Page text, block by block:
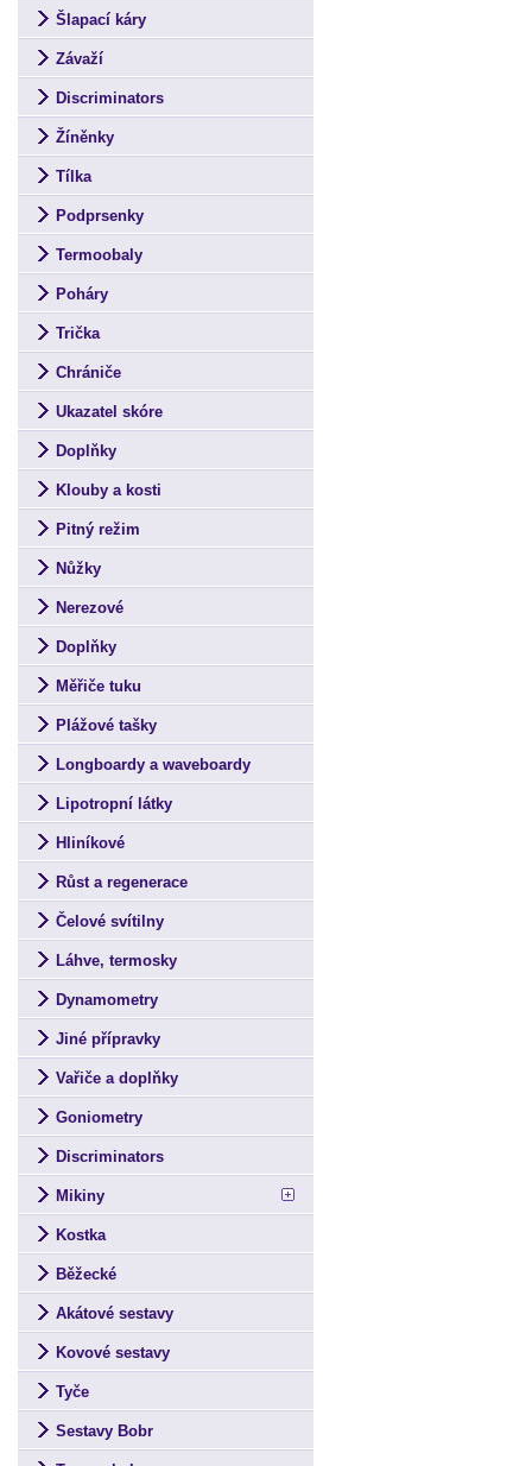
Šlapací káry
Závaží
Discriminators
Žíněnky
Tílka
Podprsenky
Termoobaly
Poháry
Trička
Chrániče
Ukazatel skóre
Doplňky
Klouby a kosti
Pitný režim
Nůžky
Nerezové
Doplňky
Měřiče tuku
Plážové tašky
Longboardy a waveboardy
Lipotropní látky
Hliníkové
Růst a regenerace
Čelové svítilny
Láhve, termosky
Dynamometry
Jiné přípravky
Vařiče a doplňky
Goniometry
Discriminators
Mikiny
Kostka
Běžecké
Akátové sestavy
Kovové sestavy
Tyče
Sestavy Bobr